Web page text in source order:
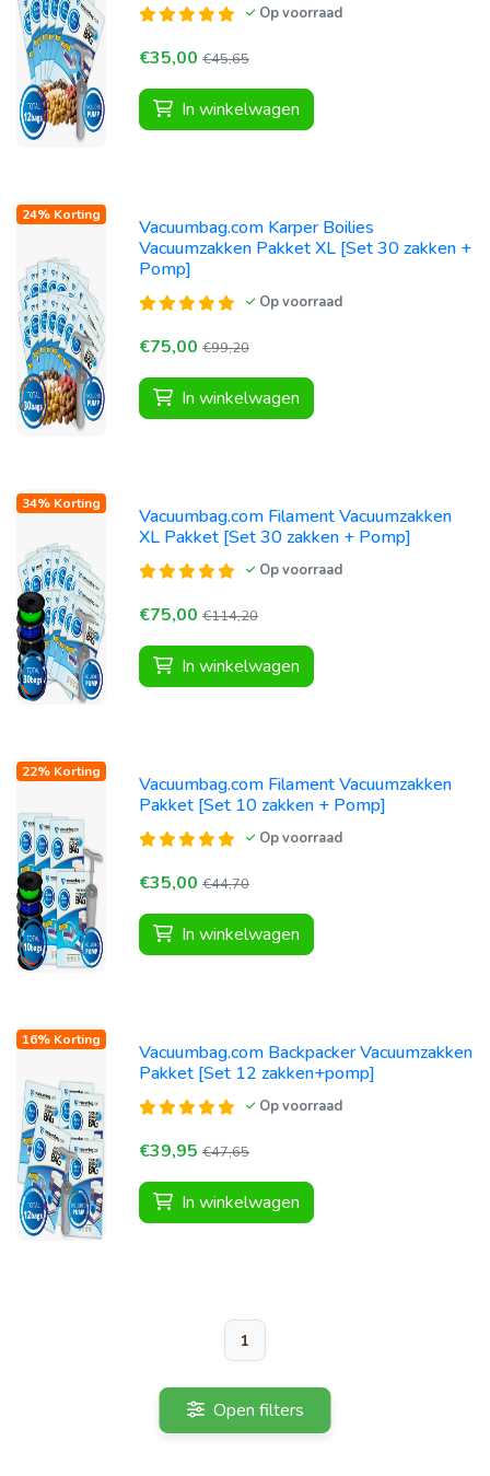
Op voorraad
€35,00 €45,65
In winkelwagen
24% Korting
Vacuumbag.com Karper Boilies
Vacuumzakken Pakket XL [Set 30 zakken +
Pomp]
Op voorraad
€75,00 €99,20
In winkelwagen
34% Korting
Vacuumbag.com Filament Vacuumzakken
XL Pakket [Set 30 zakken + Pomp]
Op voorraad
€75,00 €114,20
In winkelwagen
22% Korting
Vacuumbag.com Filament Vacuumzakken
Pakket [Set 10 zakken + Pomp]
Op voorraad
€35,00 €44,70
In winkelwagen
16% Korting
Vacuumbag.com Backpacker Vacuumzakken
Pakket [Set 12 zakken+pomp]
Op voorraad
€39,95 €47,65
In winkelwagen
1
Open filters